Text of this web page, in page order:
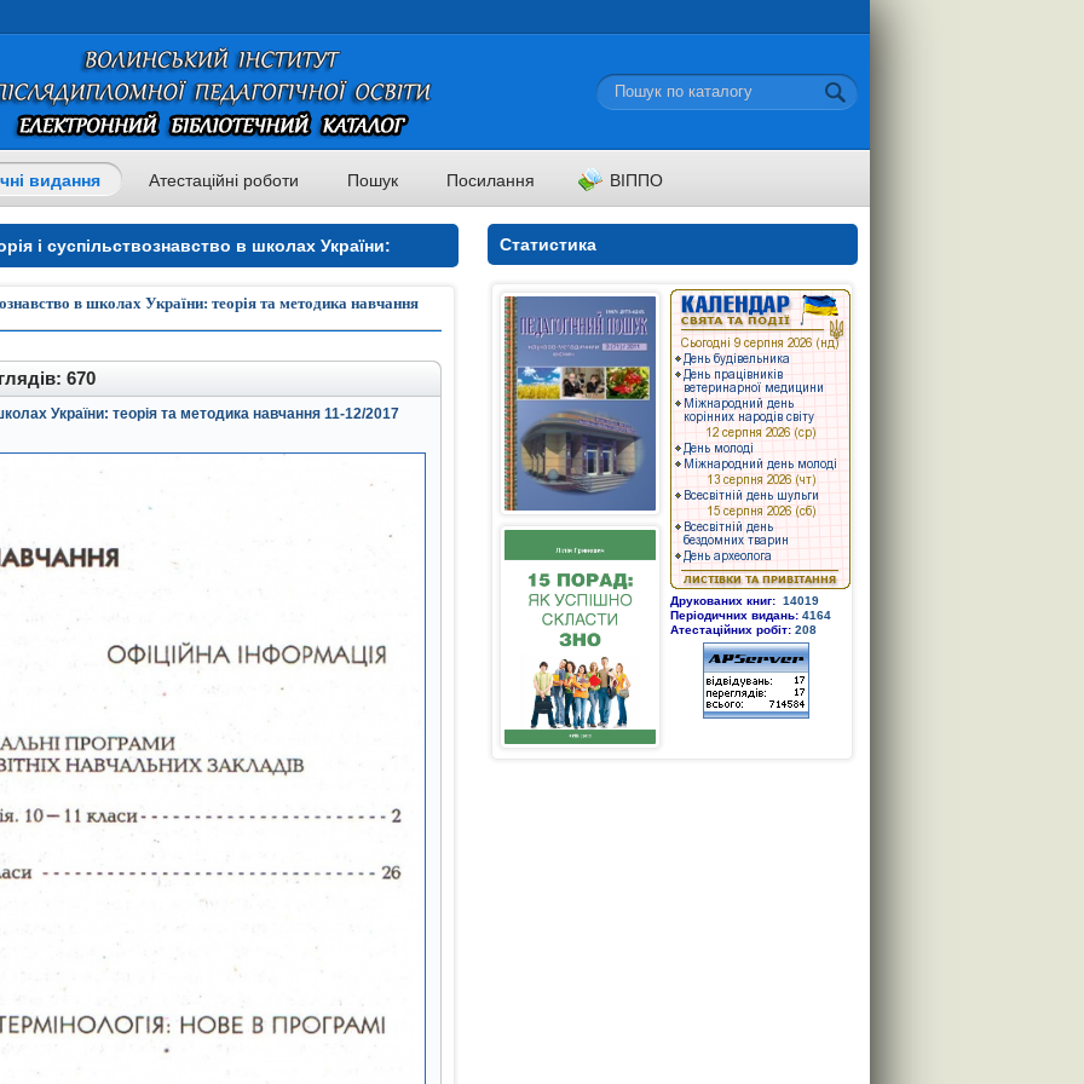
видання Атестаційні роботи Пошук Посилання ВІППО
і суспільствознавство в школах України:
в школах України: теорія та методика навчання
670
України: теорія та методика навчання 11-12/2017
Статистика
Друкованих книг: 14019
Періодичних видань: 4164
Атестаційних робіт: 208